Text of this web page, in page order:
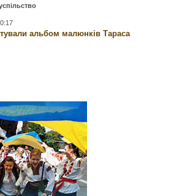
альбом малюнків Тараса